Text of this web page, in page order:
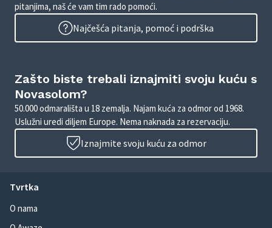
pitanjima, naš će vam tim rado pomoći.
Najčešća pitanja, pomoć i podrška
Zašto biste trebali iznajmiti svoju kuću s
Novasolom?
50.000 odmarališta u 18 zemalja. Najam kuća za odmor od 1968.
Uslužni uredi diljem Europe. Nema naknada za rezervaciju.
Iznajmite svoju kuću za odmor
Tvrtka
O nama